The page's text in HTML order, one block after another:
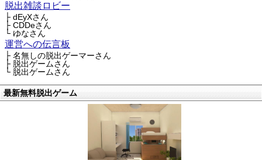
脱出雑談ロビー
├ dEyXさん
├ CDDeさん
└ ゆなさん
運営への伝言板
├ 名無しの脱出ゲーマーさん
├ 脱出ゲームさん
└ 脱出ゲームさん
最新無料脱出ゲーム